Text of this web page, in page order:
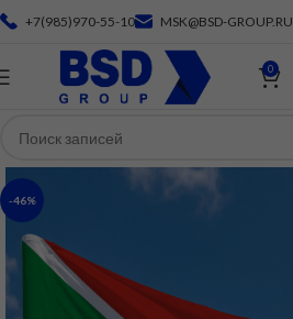
+7(985)970-55-10 MSK@BSD-GROUP.RU
0
-46%